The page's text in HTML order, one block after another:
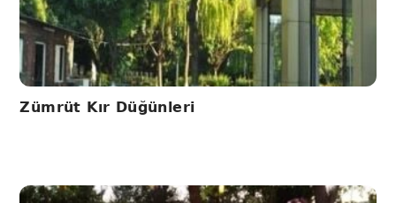
Zümrüt Kır Düğünleri